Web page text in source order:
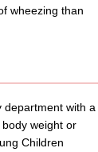
wheezing than
department with a
weight or
Children